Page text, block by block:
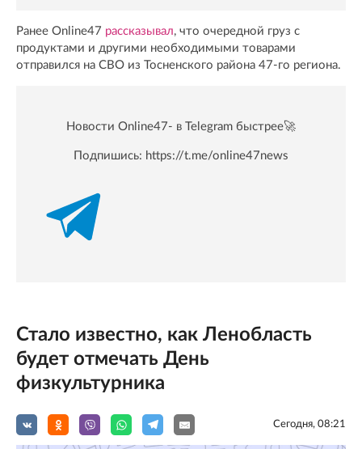
Ранее Online47 рассказывал, что очередной груз с
продуктами и другими необходимыми товарами
отправился на СВО из Тосненского района 47-го региона.
Новости Online47- в Telegram быстрее🚀
Подпишись: https://t.me/online47news
Стало известно, как Ленобласть
будет отмечать День
физкультурника
Сегодня, 08:21